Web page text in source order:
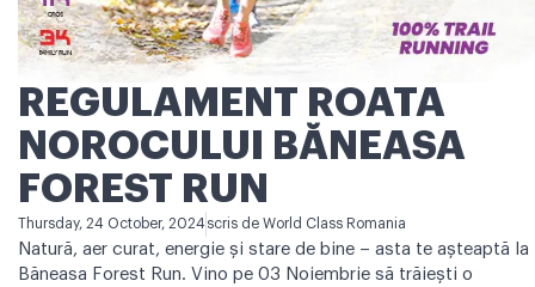
REGULAMENT ROATA
NOROCULUI BĂNEASA
FOREST RUN
Thursday, 24 October, 2024 scris de World Class Romania
Natură, aer curat, energie și stare de bine – asta te așteaptă la
Băneasa Forest Run. Vino pe 03 Noiembrie să trăiești o